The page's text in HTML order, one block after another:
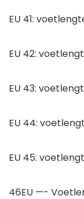
EU 41:
EU 42:
EU 43:
EU 44:
EU 45:
46EU —-